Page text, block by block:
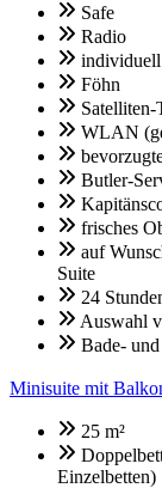
Safe
Radio
individuell
Föhn
WLAN
Butler-
frisches
auf
Suite
24
Auswahl
Bade-
Minisuite mit
25 m²
Einzelbetten)